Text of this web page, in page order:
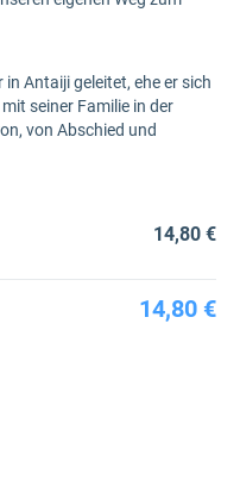
Antaiji geleitet, ehe er sich
seiner Familie in der
von Abschied und
14,80 €
14,80 €